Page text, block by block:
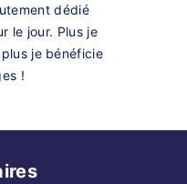
dédié
le jour. Plus je
je bénéficie
!